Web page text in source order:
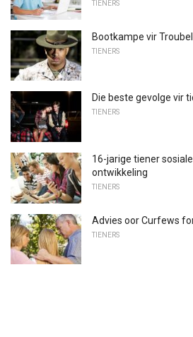
TIENERS
Bootkampe vir
TIENERS
Die beste gevolge vir
TIENERS
16-jarige tiener
ontwikkeling
TIENERS
Advies oor Curfews
TIENERS